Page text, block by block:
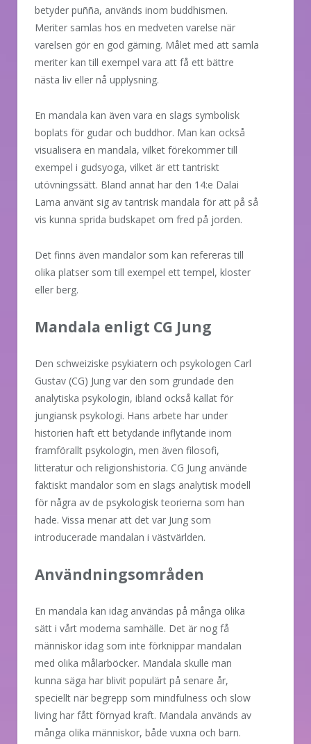
betyder puñña, används inom buddhismen.
Meriter samlas hos en medveten varelse när
varelsen gör en god gärning. Målet med att samla
meriter kan till exempel vara att få ett bättre
nästa liv eller nå upplysning.
En mandala kan även vara en slags symbolisk
boplats för gudar och buddhor. Man kan också
visualisera en mandala, vilket förekommer till
exempel i gudsyoga, vilket är ett tantriskt
utövningssätt. Bland annat har den 14:e Dalai
Lama använt sig av tantrisk mandala för att på så
vis kunna sprida budskapet om fred på jorden.
Det finns även mandalor som kan refereras till
olika platser som till exempel ett tempel, kloster
eller berg.
Mandala enligt CG Jung
Den schweiziske psykiatern och psykologen Carl
Gustav (CG) Jung var den som grundade den
analytiska psykologin, ibland också kallat för
jungiansk psykologi. Hans arbete har under
historien haft ett betydande inflytande inom
framförallt psykologin, men även filosofi,
litteratur och religionshistoria. CG Jung använde
faktiskt mandalor som en slags analytisk modell
för några av de psykologisk teorierna som han
hade. Vissa menar att det var Jung som
introducerade mandalan i västvärlden.
Användningsområden
En mandala kan idag användas på många olika
sätt i vårt moderna samhälle. Det är nog få
människor idag som inte förknippar mandalan
med olika målarböcker. Mandala skulle man
kunna säga har blivit populärt på senare år,
speciellt när begrepp som mindfulness och slow
living har fått förnyad kraft. Mandala används av
många olika människor, både vuxna och barn.